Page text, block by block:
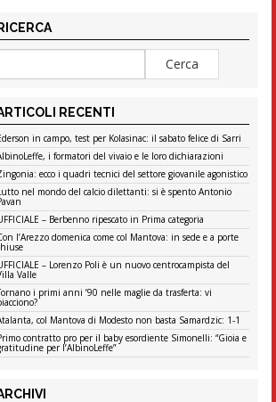
RICERCA
RECENTI
in campo, test per Kolasinac: il sabato felice di Sarri
i formatori del vivaio e le loro dichiarazioni
ecco i quadri tecnici del settore giovanile agonistico
nel mondo del calcio dilettanti: si è spento Antonio
– Berbenno ripescato in Prima categoria
l’Arezzo domenica come col Mantova: in sede e a porte
– Lorenzo Poli è un nuovo centrocampista del
Valle
i primi anni ’90 nelle maglie da trasferta: vi
col Mantova di Modesto non basta Samardzic: 1-1
contratto pro per il baby esordiente Simonelli: “Gioia e
per l’AlbinoLeffe”